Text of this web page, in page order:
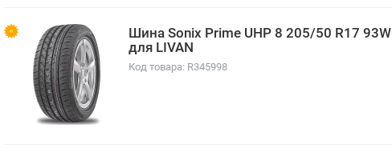
Шина Sonix Prime UHP 8 205/50 R17 93W
для LIVAN
Код товара: R345998